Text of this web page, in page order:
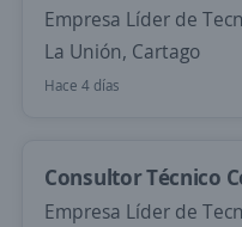
Empresa Líder de
La Unión, Cartago
Hace 4 días
Consultor Técnico
Empresa Líder de